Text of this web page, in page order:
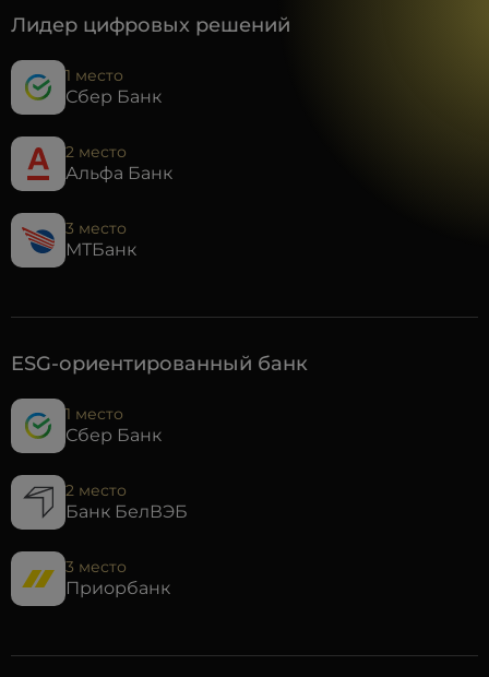
Лидер цифровых решений
1 место
Сбер Банк
2 место
Альфа Банк
3 место
МТБанк
ESG-ориентированный банк
1 место
Сбер Банк
2 место
Банк БелВЭБ
3 место
Приорбанк